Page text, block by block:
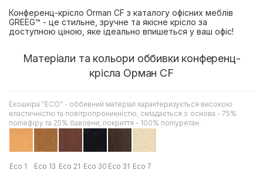
Конференц-крісло Orman CF з каталогу офісних меблів
GREEG™ - це стильне, зручне та якісне крісло за
доступною ціною, яке ідеально впишеться у ваш офіс!
Матеріали та кольори оббивки конференц-
крісла Орман CF
Екошкіра "ЕСО" - оббивний матеріал характеризується високою
еластичністю та повітропроникністю, складається з: основа - 75%
поліефіру та 25% бавовни, покриття - 100% поліуретан.
Eco 1 Есо 13 Есо 21 Есо 30 Есо 31 Есо 7